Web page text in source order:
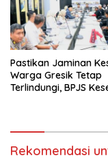
Pastikan Jaminan
Warga Gresik Tetap
Terlindungi, BPJS
Rekomendasi